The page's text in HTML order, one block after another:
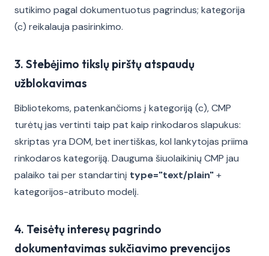
sutikimo pagal dokumentuotus pagrindus; kategorija
(c) reikalauja pasirinkimo.
3. Stebėjimo tikslų pirštų atspaudų
užblokavimas
Bibliotekoms, patenkančioms į kategoriją (c), CMP
turėtų jas vertinti taip pat kaip rinkodaros slapukus:
skriptas yra DOM, bet inertiškas, kol lankytojas priima
rinkodaros kategoriją. Dauguma šiuolaikinių CMP jau
palaiko tai per standartinį type="text/plain"+
kategorijos-atributo modelį.
4. Teisėtų interesų pagrindo
dokumentavimas sukčiavimo prevencijos